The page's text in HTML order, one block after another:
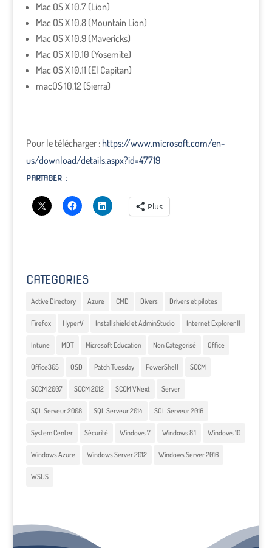
Mac OS X 10.7 (Lion)
Mac OS X 10.8 (Mountain Lion)
Mac OS X 10.9 (Mavericks)
Mac OS X 10.10 (Yosemite)
Mac OS X 10.11 (El Capitan)
macOS 10.12 (Sierra)
Pour le télécharger : https://www.microsoft.com/en-
us/download/details.aspx?id=47719
PARTAGER :
Plus
CATEGORIES
Active Directory Azure CMD Divers Drivers et pilotes
Firefox HyperV Installshield et AdminStudio Internet Explorer 11
Intune MDT Microsoft Education Non Catégorisé Office
Office365 OSD Patch Tuesday PowerShell SCCM
SCCM 2007 SCCM 2012 SCCM VNext Server
SQL Serveur 2008 SQL Serveur 2014 SQL Serveur 2016
System Center Sécurité Windows 7 Windows 8.1 Windows 10
Windows Azure Windows Server 2012 Windows Server 2016
WSUS